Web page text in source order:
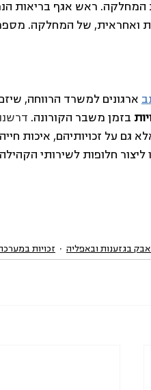
ראש אגף בריאות
ואחראית, של המחלקה.
ארגונים למשרד הרווחה,
בזמן משבר הקורונה.
גם על זכויותיהם, איכות
ליצור חלופות לשירותי
בגזענות ובאפליה זכויות